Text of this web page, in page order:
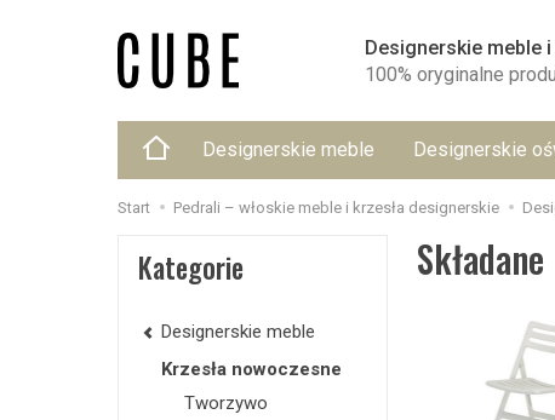
Designerskie meble
100% oryginalne
Designerskie meble Designerskie
Start Pedrali – włoskie meble i krzesła designerskie
Składane
Kategorie
Designerskie meble
Krzesła nowoczesne
Tworzywo